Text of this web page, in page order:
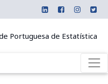
Portuguesa de Estatística